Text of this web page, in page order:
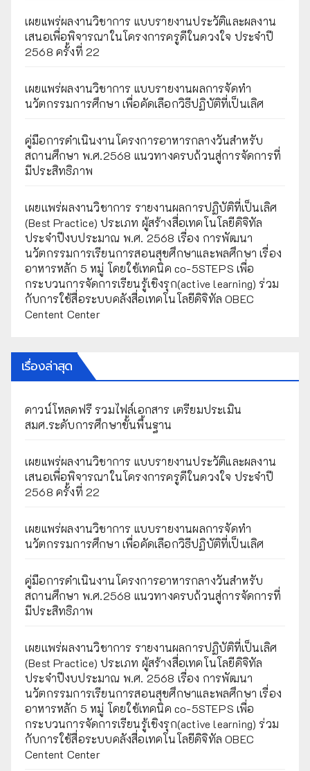
เผยแพร่ผลงานวิชาการ แบบรายงานประวัติและผลงาน
เสนอเพื่อพิจารณาในโครงการครูดีในดวงใจ ประจำปี
2568 ครั้งที่ 22
เผยแพร่ผลงานวิชาการ แบบรายงานผลการจัดทำ
นวัตกรรมการศึกษา เพื่อคัดเลือกวิธีปฏิบัติที่เป็นเลิศ
คู่มือการดำเนินงานโครงการอาหารกลางวันสำหรับ
สถานศึกษา พ.ศ.2568 แนวทางครบถ้วนสู่การจัดการที่
มีประสิทธิภาพ
เผยเเพร่ผลงานวิชาการ รายงานผลการปฏิบัติที่เป็นเลิศ
(Best Practice) ประเภท ผู้สร้างสื่อเทคโนโลยีดิจิทัล
ประจำปีงบประมาณ พ.ศ. 2568 เรื่อง การพัฒนา
นวัตกรรมการเรียนการสอนสุขศึกษาและพลศึกษา เรื่อง
อาหารหลัก 5 หมู่ โดยใช้เทคนิค co-5STEPS เพื่อ
กระบวนการจัดการเรียนรู้เชิงรุก(active learning) ร่วม
กับการใช้สื่อระบบคลังสื่อเทคโนโลยีดิจิทัล OBEC
Centent Center
เรื่องล่าสุด
ดาวน์โหลดฟรี รวมไฟล์เอกสาร เตรียมประเมิน
สมศ.ระดับการศึกษาขั้นพื้นฐาน
เผยแพร่ผลงานวิชาการ แบบรายงานประวัติและผลงาน
เสนอเพื่อพิจารณาในโครงการครูดีในดวงใจ ประจำปี
2568 ครั้งที่ 22
เผยแพร่ผลงานวิชาการ แบบรายงานผลการจัดทำ
นวัตกรรมการศึกษา เพื่อคัดเลือกวิธีปฏิบัติที่เป็นเลิศ
คู่มือการดำเนินงานโครงการอาหารกลางวันสำหรับ
สถานศึกษา พ.ศ.2568 แนวทางครบถ้วนสู่การจัดการที่
มีประสิทธิภาพ
เผยเเพร่ผลงานวิชาการ รายงานผลการปฏิบัติที่เป็นเลิศ
(Best Practice) ประเภท ผู้สร้างสื่อเทคโนโลยีดิจิทัล
ประจำปีงบประมาณ พ.ศ. 2568 เรื่อง การพัฒนา
นวัตกรรมการเรียนการสอนสุขศึกษาและพลศึกษา เรื่อง
อาหารหลัก 5 หมู่ โดยใช้เทคนิค co-5STEPS เพื่อ
กระบวนการจัดการเรียนรู้เชิงรุก(active learning) ร่วม
กับการใช้สื่อระบบคลังสื่อเทคโนโลยีดิจิทัล OBEC
Centent Center